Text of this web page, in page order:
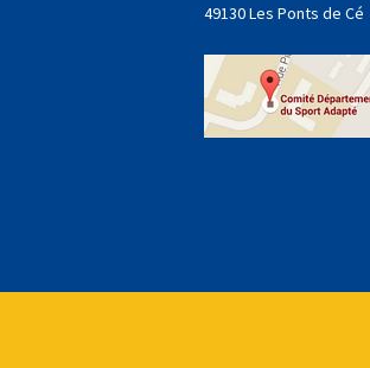
49130 Les Ponts de Cé